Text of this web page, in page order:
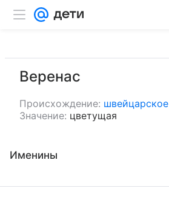
Веренас
Происхождение: швейцарское
Значение: цветущая
Именины